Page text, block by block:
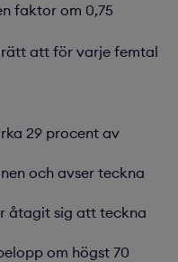
faktor om 0,75
rätt att för varje femtal
29 procent av
och avser teckna
åtagit sig att teckna
om högst 70